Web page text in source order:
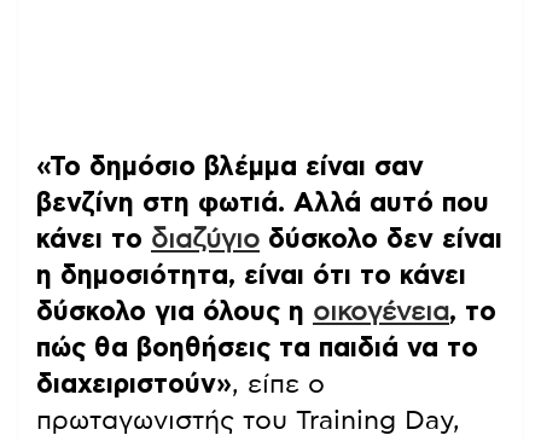
«Το δημόσιο βλέμμα είναι σαν
βενζίνη στη φωτιά. Αλλά αυτό που
κάνει το διαζύγιο δύσκολο δεν είναι
η δημοσιότητα, είναι ότι το κάνει
δύσκολο για όλους η οικογένεια, το
πώς θα βοηθήσεις τα παιδιά να το
διαχειριστούν», είπε ο
πρωταγωνιστής του Training Day,